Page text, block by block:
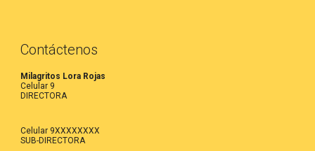
Contáctenos
Milagritos Lora Rojas
Celular 9
DIRECTORA
Celular 9XXXXXXXX
SUB-DIRECTORA